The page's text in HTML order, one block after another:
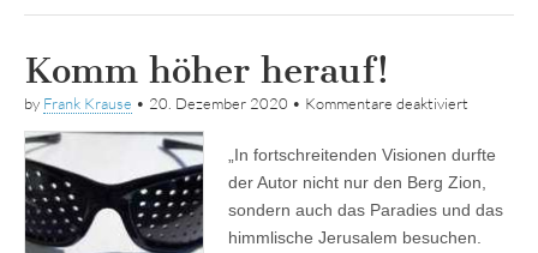
Komm höher herauf!
by Frank Krause • 20. Dezember 2020 • Kommentare deaktiviert
herauf!
„In fortschreitenden Visionen durfte
der Autor nicht nur den Berg Zion,
sondern auch das Paradies und das
himmlische Jerusalem besuchen.